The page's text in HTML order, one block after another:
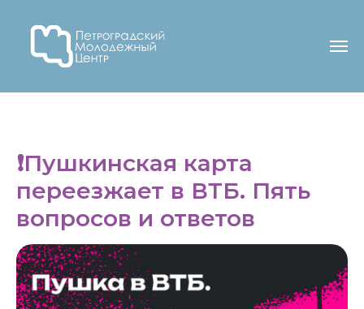
❗️Пушкинская карта
переезжает в ВТБ. Пять
вопросов и ответов